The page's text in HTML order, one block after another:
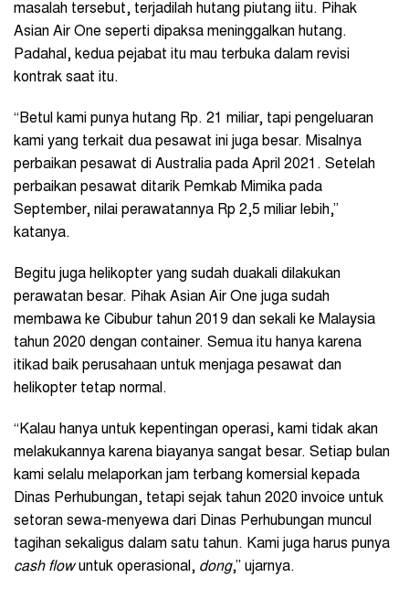
masalah tersebut, terjadilah hutang piutang iitu. Pihak
Asian Air One seperti dipaksa meninggalkan hutang.
Padahal, kedua pejabat itu mau terbuka dalam revisi
kontrak saat itu.
“Betul kami punya hutang Rp. 21 miliar, tapi pengeluaran
kami yang terkait dua pesawat ini juga besar. Misalnya
perbaikan pesawat di Australia pada April 2021. Setelah
perbaikan pesawat ditarik Pemkab Mimika pada
September, nilai perawatannya Rp 2,5 miliar lebih,”
katanya.
Begitu juga helikopter yang sudah duakali dilakukan
perawatan besar. Pihak Asian Air One juga sudah
membawa ke Cibubur tahun 2019 dan sekali ke Malaysia
tahun 2020 dengan container. Semua itu hanya karena
itikad baik perusahaan untuk menjaga pesawat dan
helikopter tetap normal.
“Kalau hanya untuk kepentingan operasi, kami tidak akan
melakukannya karena biayanya sangat besar. Setiap bulan
kami selalu melaporkan jam terbang komersial kepada
Dinas Perhubungan, tetapi sejak tahun 2020 invoice untuk
setoran sewa-menyewa dari Dinas Perhubungan muncul
tagihan sekaligus dalam satu tahun. Kami juga harus punya
cash flowuntuk operasional, dong,” ujarnya.